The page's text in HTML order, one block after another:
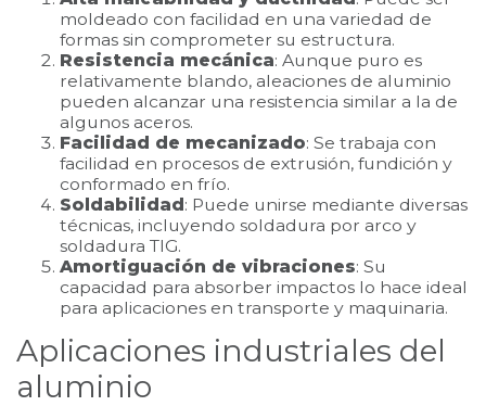
moldeado con facilidad en una variedad de
formas sin comprometer su estructura.
Resistencia mecánica: Aunque puro es
relativamente blando, aleaciones de aluminio
pueden alcanzar una resistencia similar a la de
algunos aceros.
Facilidad de mecanizado: Se trabaja con
facilidad en procesos de extrusión, fundición y
conformado en frío.
Soldabilidad: Puede unirse mediante diversas
técnicas, incluyendo soldadura por arco y
soldadura TIG.
Amortiguación de vibraciones: Su
capacidad para absorber impactos lo hace ideal
para aplicaciones en transporte y maquinaria.
Aplicaciones industriales del
aluminio